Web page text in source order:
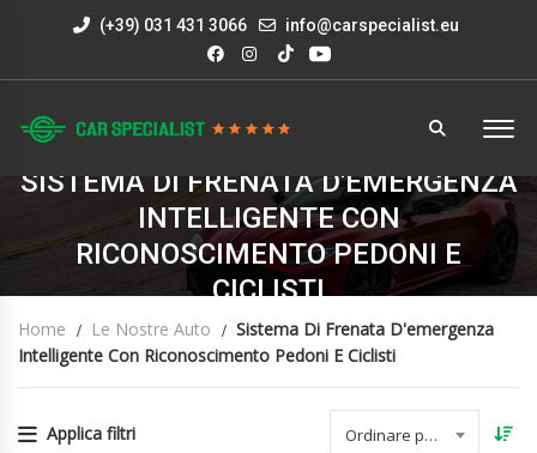
(+39) 031 431 3066 info@carspecialist.eu
SISTEMA DI FRENATA D'EMERGENZA
INTELLIGENTE CON
RICONOSCIMENTO PEDONI E
CICLISTI
Home Le Nostre Auto
Sistema Di Frenata D'emergenza
Intelligente Con Riconoscimento Pedoni E Ciclisti
Applica filtri Ordinare per data